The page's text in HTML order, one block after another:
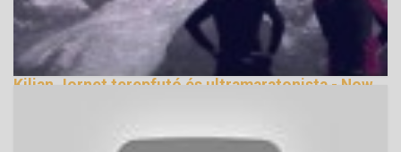
Kilian Jornet terepfutó és ultramaratonista - Now